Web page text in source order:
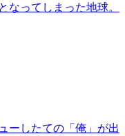
なってしまった地球。
ーしたての「俺」が出